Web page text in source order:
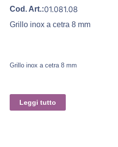
Cod. Art.:01.081.08
Grillo inox a cetra 8 mm
Grillo inox a cetra 8 mm
Leggi tutto